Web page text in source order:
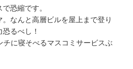
恐縮です。
なんと高層ビルを屋上まで登り
るべし！
チに寝そべるマスコミサービスぶ